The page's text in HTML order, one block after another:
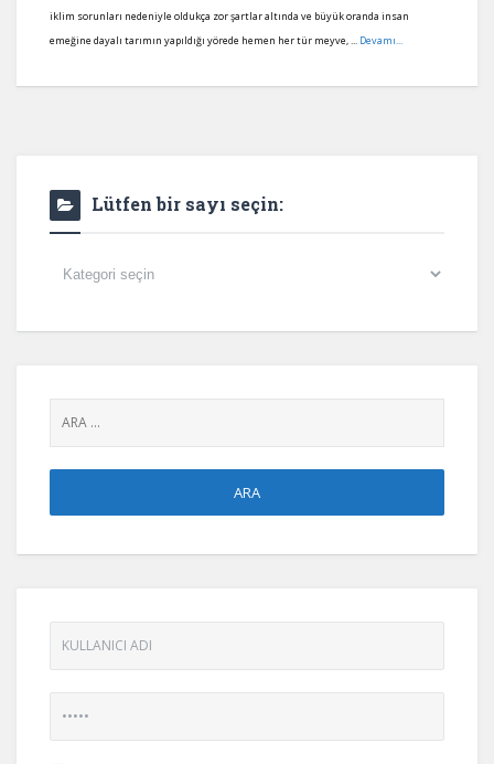
iklim sorunları nedeniyle oldukça zor şartlar altında ve büyük oranda insan
emeğine dayalı tarımın yapıldığı yörede hemen her tür meyve, ... Devamı...
Lütfen bir sayı seçin:
Lütfen